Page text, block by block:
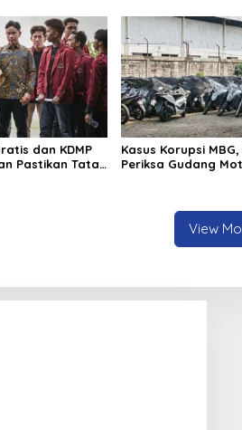
dan KDMP
Pastikan Tata
Kasus Korupsi
Periksa Gudang
View